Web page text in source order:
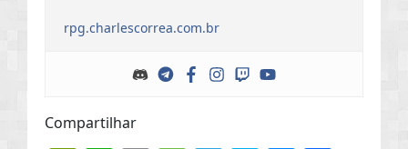
rpg.charlescorrea.com.br
Compartilhar